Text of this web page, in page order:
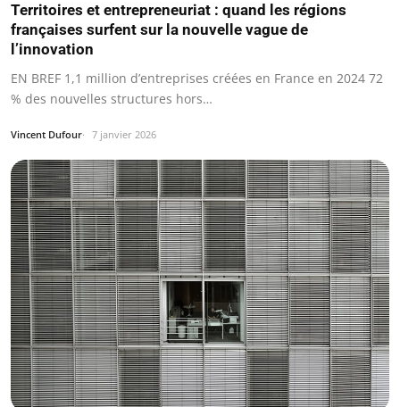
Territoires et entrepreneuriat : quand les régions
françaises surfent sur la nouvelle vague de
l’innovation
EN BREF 1,1 million d’entreprises créées en France en 2024 72
% des nouvelles structures hors…
Vincent Dufour 7 janvier 2026